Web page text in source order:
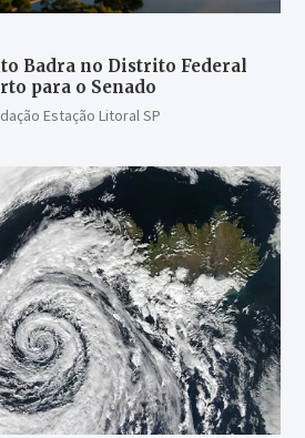
Badra no Distrito Federal
para o Senado
Estação Litoral SP